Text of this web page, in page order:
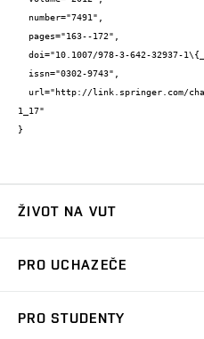
1_17"
}
ŽIVOT NA VUT
Koleje
PRO UCHAZEČE
PRO STUDENTY